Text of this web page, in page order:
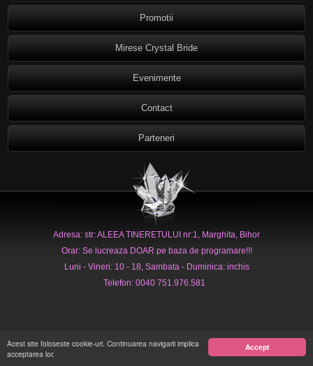
Accept
Acest site foloseste cookie-uri. Continuarea navigarii implica
acceptarea lor.
Promotii
Mirese Crystal Bride
Evenimente
Contact
Parteneri
Adresa: str: ALEEA TINERETULUI nr:1, Marghita, Bihor
Orar: Se lucreaza DOAR pe baza de programare!!!
Luni - Vineri: 10 - 18, Sambata - Duminica: inchis
Telefon: 0040 751.976.581